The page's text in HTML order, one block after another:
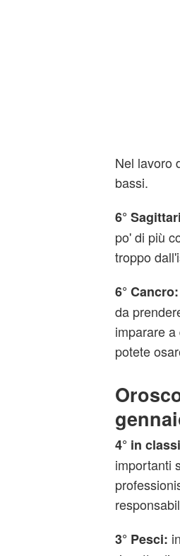
Nel lavoro
bassi.
6°
po' di più
troppo
6° Cancro:
da
imparare
potete
4° in
importanti
3° Pesci: